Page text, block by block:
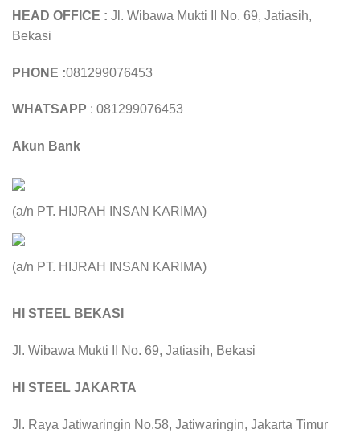
HEAD OFFICE : Jl. Wibawa Mukti II No. 69, Jatiasih,
Bekasi
PHONE :081299076453
WHATSAPP : 081299076453
Akun Bank
(a/n PT. HIJRAH INSAN KARIMA)
(a/n PT. HIJRAH INSAN KARIMA)
HI STEEL BEKASI
Jl. Wibawa Mukti II No. 69, Jatiasih, Bekasi
HI STEEL JAKARTA
Jl. Raya Jatiwaringin No.58, Jatiwaringin, Jakarta Timur